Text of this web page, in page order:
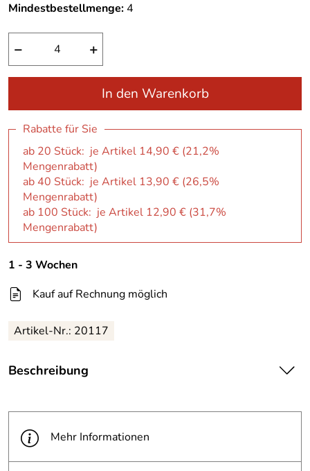
Mindestbestellmenge:4
− +
In den Warenkorb
Rabatte für Sie
ab 20 Stück: je Artikel 14,90 € (21,2%
Mengenrabatt)
ab 40 Stück: je Artikel 13,90 € (26,5%
Mengenrabatt)
ab 100 Stück: je Artikel 12,90 € (31,7%
Mengenrabatt)
1 - 3 Wochen
Kauf auf Rechnung möglich
Artikel-Nr.: 20117
Beschreibung
Format: Script-Programm als Datei
System: Auf Microsoft Word basierend
Mehr Informationen